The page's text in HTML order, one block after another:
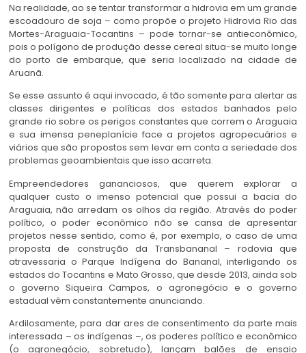
Na realidade, ao se tentar transformar a hidrovia em um grande
escoadouro de soja – como propõe o projeto Hidrovia Rio das
Mortes-Araguaia-Tocantins – pode tornar-se antieconômico,
pois o polígono de produção desse cereal situa-se muito longe
do porto de embarque, que seria localizado na cidade de
Aruanã.
Se esse assunto é aqui invocado, é tão somente para alertar as
classes dirigentes e políticas dos estados banhados pelo
grande rio sobre os perigos constantes que correm o Araguaia
e sua imensa peneplanície face a projetos agropecuários e
viários que são propostos sem levar em conta a seriedade dos
problemas geoambientais que isso acarreta.
Empreendedores gananciosos, que querem explorar a
qualquer custo o imenso potencial que possui a bacia do
Araguaia, não arredam os olhos da região. Através do poder
político, o poder econômico não se cansa de apresentar
projetos nesse sentido, como é, por exemplo, o caso de uma
proposta de construção da Transbananal – rodovia que
atravessaria o Parque Indígena do Bananal, interligando os
estados do Tocantins e Mato Grosso, que desde 2013, ainda sob
o governo Siqueira Campos, o agronegócio e o governo
estadual vêm constantemente anunciando.
Ardilosamente, para dar ares de consentimento da parte mais
interessada – os indígenas –, os poderes político e econômico
(o agronegócio, sobretudo), lançam balões de ensaio